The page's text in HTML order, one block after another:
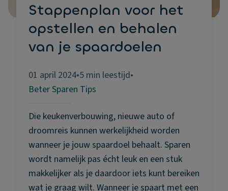
Stappenplan voor het
opstellen en behalen
van je spaardoelen
01 april 2024•5 min leestijd•
Beter Sparen Tips
Die keukenverbouwing, nieuwe auto of
droomreis kunnen werkelijkheid worden
wanneer je jouw spaardoel behaalt. Sparen
wordt namelijk pas écht leuk en een stuk
makkelijker als je daardoor iets kunt bereiken
wat je graag wilt. Wanneer je spaart met een